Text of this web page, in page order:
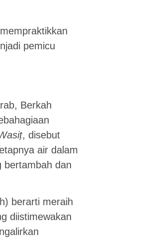
pemicu
Berkah
, disebut
air dalam
berarti meraih
diistimewakan